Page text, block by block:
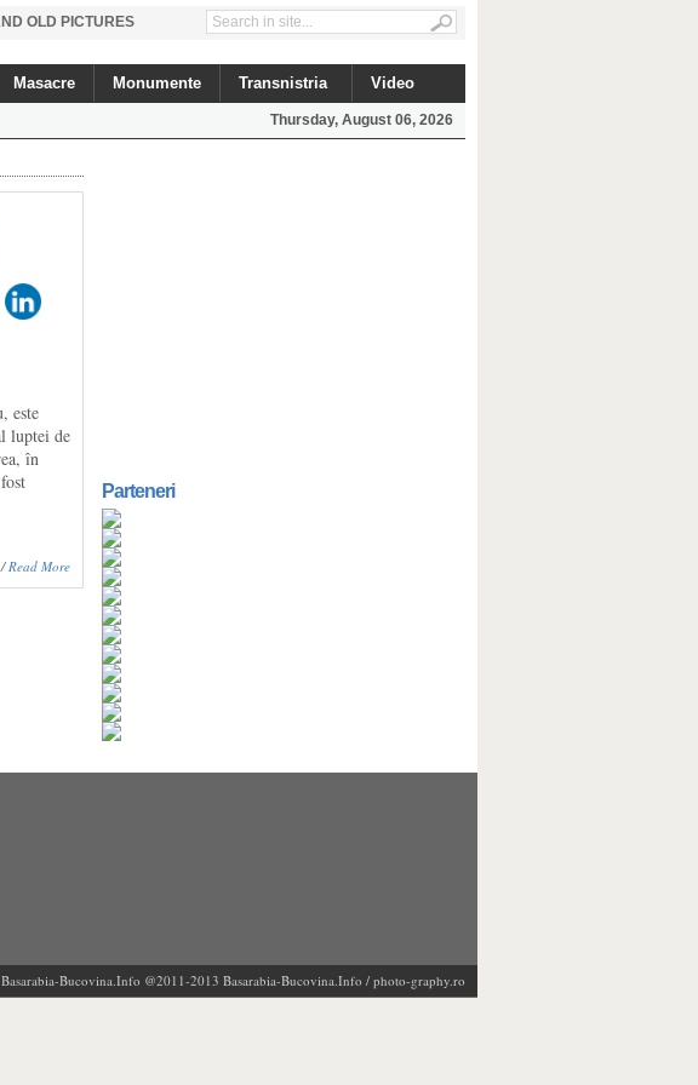
OLD PICTURES
Masacre Monumente Transnistria Video
Thursday, August 06, 2026
este
luptei de
în
/Read More
Parteneri
Basarabia-Bucovina.Info @2011-2013 Basarabia-Bucovina.Info / photo-graphy.ro